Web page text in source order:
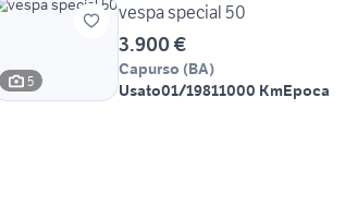
5
vespa special 50
3.900 €
Capurso (BA)
Usato01/19811000 KmEpoca